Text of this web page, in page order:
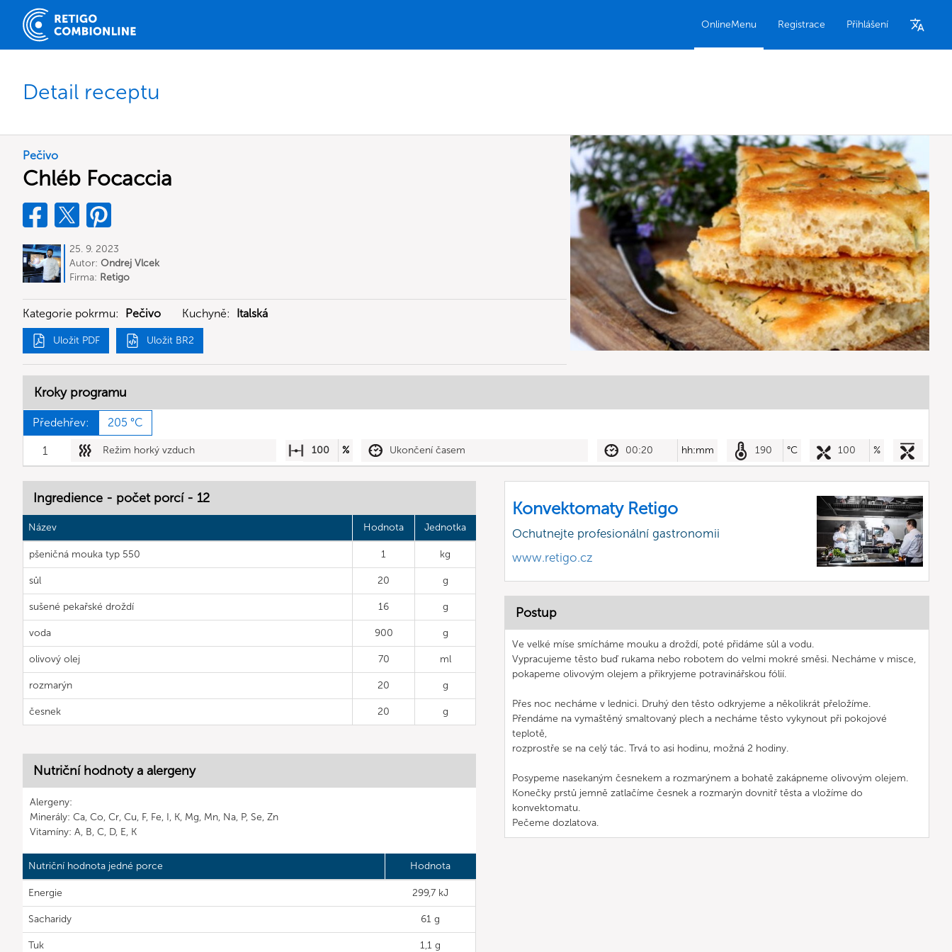
OnlineMenu Registrace Přihlášení
Detail receptu
Pečivo
Chléb Focaccia
25. 9. 2023
Autor: Ondrej Vlcek
Firma: Retigo
Kategorie pokrmu: Pečivo Kuchyně: Italská
Uložit PDF Uložit BR2
Kroky programu
Předehřev: 205 °C
1 Režim horký vzduch 100 % Ukončení časem 00:20 hh:mm 190 °C 100 %
Ingredience - počet porcí - 12
Název Hodnota Jednotka
pšeničná mouka typ 550 1 kg
sůl 20 g
sušené pekařské droždí 16 g
voda 900 g
olivový olej 70 ml
rozmarýn 20 g
česnek 20 g
Nutriční hodnoty a alergeny
Alergeny:
Minerály: Ca, Co, Cr, Cu, F, Fe, I, K, Mg, Mn, Na, P, Se, Zn
Vitamíny: A, B, C, D, E, K
Nutriční hodnota jedné porce Hodnota
Energie 299,7 kJ
Sacharidy 61 g
Tuk 1,1 g
Konvektomaty Retigo
Ochutnejte profesionální gastronomii
www.retigo.cz
Postup
Ve velké míse smícháme mouku a droždí, poté přidáme sůl a vodu.
Vypracujeme těsto buď rukama nebo robotem do velmi mokré směsi. Necháme v misce,
pokapeme olivovým olejem a přikryjeme potravinářskou fólií.
Přes noc necháme v lednici. Druhý den těsto odkryjeme a několikrát přeložíme.
Přendáme na vymaštěný smaltovaný plech a necháme těsto vykynout při pokojové
teplotě,
rozprostře se na celý tác. Trvá to asi hodinu, možná 2 hodiny.
Posypeme nasekaným česnekem a rozmarýnem a bohatě zakápneme olivovým olejem.
Konečky prstů jemně zatlačíme česnek a rozmarýn dovnitř těsta a vložíme do
konvektomatu.
Pečeme dozlatova.